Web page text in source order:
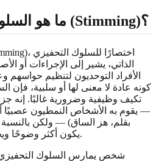
ما هو السلوك التحفيزي الذاتي (Stimming)؟
الذاتي، يشير إلى الإجراءات أو
الأفراد التوحديون لتنظيم
كونه عادة لا معنى لها أو سلبية، فإن
تكيف وظيفية وضرورية غالبًا. إنه
— يقوم به الأشخاص النمطيون عصبيًا
بقلم، هز الساق) — ولكن بالنسبة
يكون أكثر وضوحًا ويخدم غرضًا تنظيميًا أكثر أهمية.